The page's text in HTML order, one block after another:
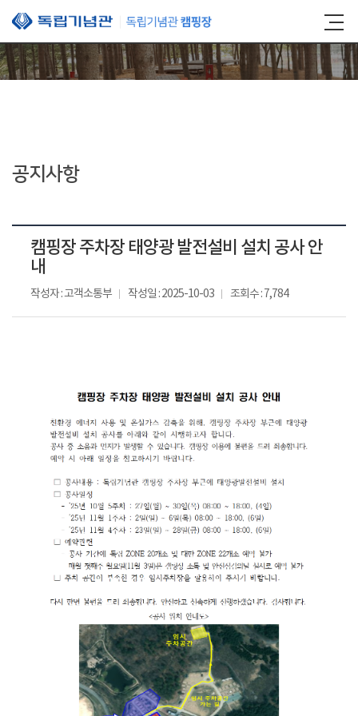
본문 바로가기
공지사항
캠핑장 주차장 태양광 발전설비 설치 공사 안
내
작성자 : 고객소통부 작성일 : 2025-10-03 조회수 : 7,784